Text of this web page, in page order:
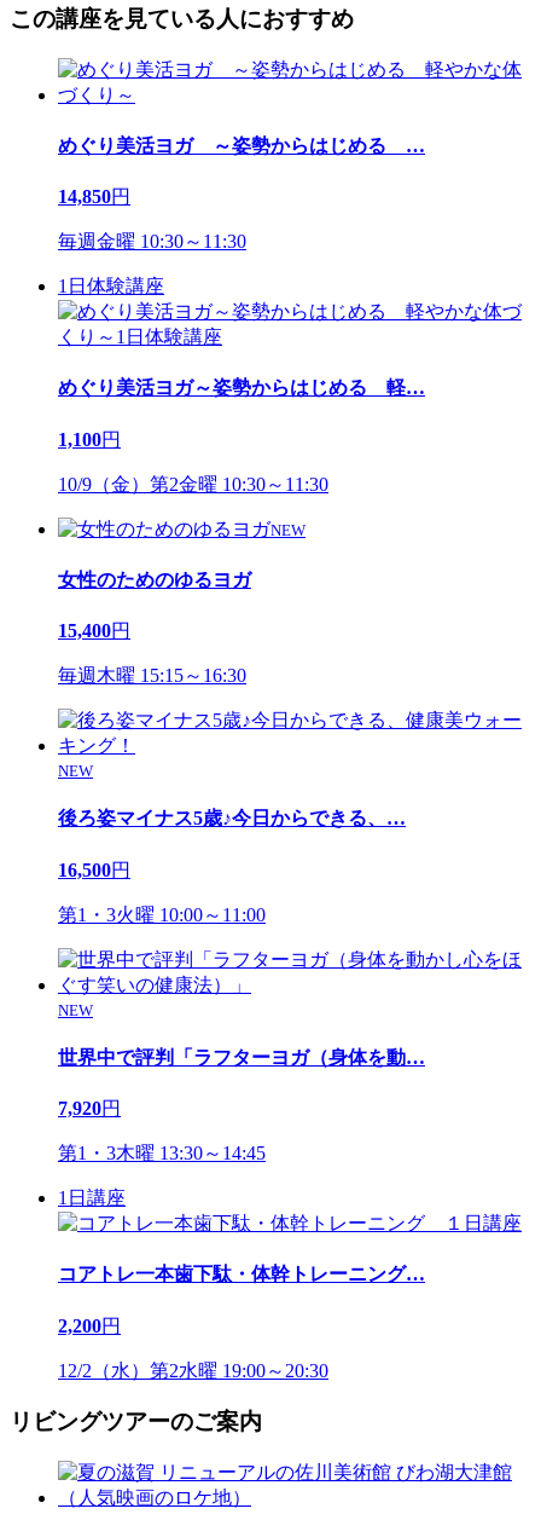
この講座を見ている人におすすめ
めぐり美活ヨガ ～姿勢からはじめる …
14,850円
毎週金曜 10:30～11:30
1日体験講座
めぐり美活ヨガ～姿勢からはじめる 軽…
1,100円
10/9（金）第2金曜 10:30～11:30
NEW
女性のためのゆるヨガ
15,400円
毎週木曜 15:15～16:30
NEW
後ろ姿マイナス5歳♪今日からできる、 …
16,500円
第1・3火曜 10:00～11:00
NEW
世界中で評判「ラフターヨガ（身体を動…
7,920円
第1・3木曜 13:30～14:45
1日講座
コアトレ一本歯下駄・体幹トレーニング…
2,200円
12/2（水）第2水曜 19:00～20:30
リビングツアーのご案内